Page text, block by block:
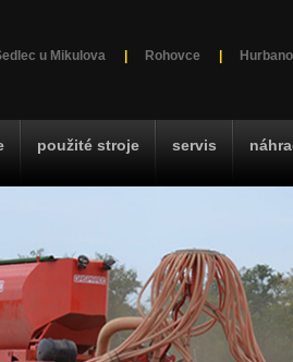
u Mikulova Rohovce
použité stroje servis